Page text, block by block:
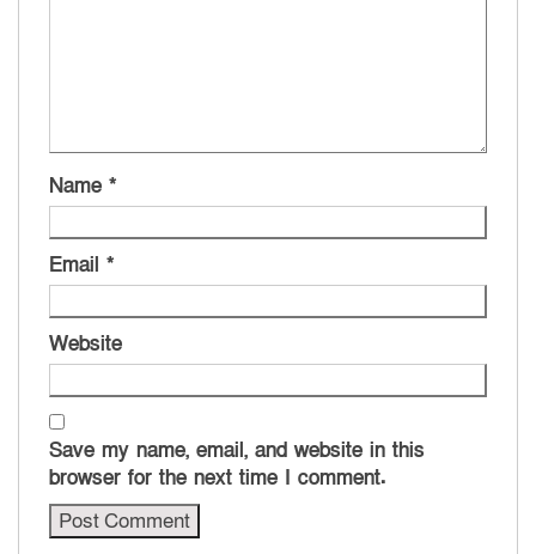
Name *
Email *
Website
Save my name, email, and website in this
browser for the next time I comment.